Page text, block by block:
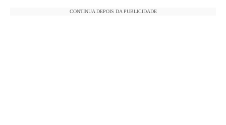
CONTINUA DEPOIS DA PUBLICIDADE